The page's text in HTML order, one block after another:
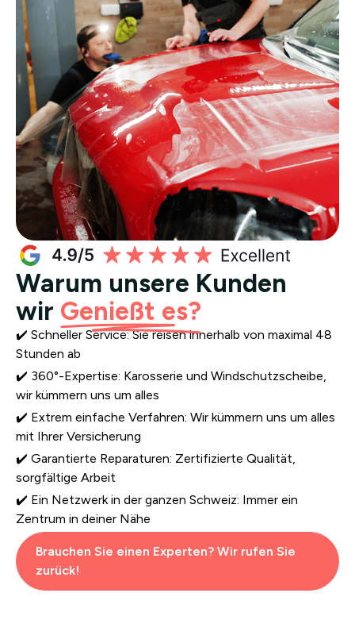
Warum unsere Kunden
wir Genießt es?
✔️ Schneller Service: Sie reisen innerhalb von maximal 48
Stunden ab
✔️ 360°-Expertise: Karosserie und Windschutzscheibe,
wir kümmern uns um alles
✔️ Extrem einfache Verfahren: Wir kümmern uns um alles
mit Ihrer Versicherung
✔️ Garantierte Reparaturen: Zertifizierte Qualität,
sorgfältige Arbeit
✔️ Ein Netzwerk in der ganzen Schweiz: Immer ein
Zentrum in deiner Nähe
Brauchen Sie einen Experten? Wir rufen Sie
zurück!